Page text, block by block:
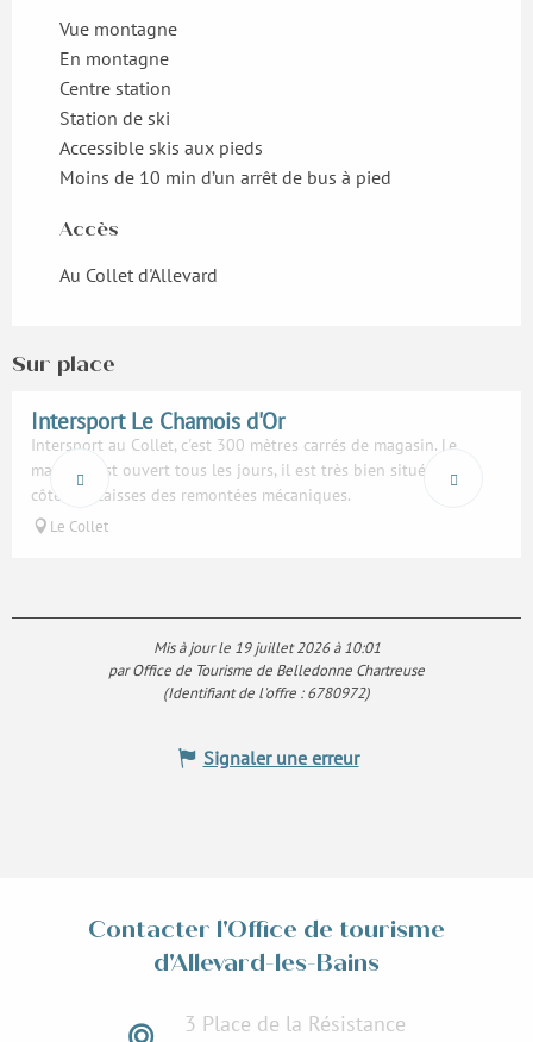
Vue montagne
En montagne
Centre station
Station de ski
Accessible skis aux pieds
Moins de 10 min d’un arrêt de bus à pied
Accès
Accès
Au Collet d'Allevard
Sur place
Intersport Le Chamois d'Or
Intersport au Collet, c'est 300 mètres carrés de magasin. Le
magasin est ouvert tous les jours, il est très bien situé tout à
côté des caisses des remontées mécaniques.
Le Collet
Mis à jour le 19 juillet 2026 à 10:01
par Office de Tourisme de Belledonne Chartreuse
(Identifiant de l'offre :6780972)
Signaler une erreur
Contacter l'Office de tourisme
d'Allevard-les-Bains
3 Place de la Résistance